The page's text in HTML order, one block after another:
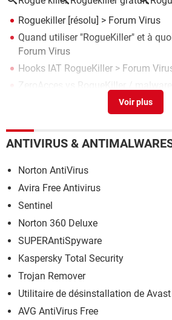
Roguekiller[résolu] > Forum Virus
Quand utiliser "RogueKiller" et à
Forum Virus
Hooks IAT RogueKiller > Forum
ZeroAcces vs RogueKiller /
Web companion et resultat
ANTIVIRUS &
Norton AntiVirus
Avira Free Antivirus
Sentinel
Norton 360 Deluxe
SUPERAntiSpyware
Kaspersky Total Security
Trojan Remover
Utilitaire de désinstallation de Avast
AVG AntiVirus Free